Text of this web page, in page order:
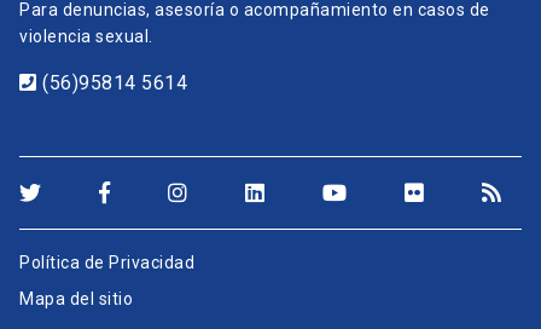
Para denuncias, asesoría o acompañamiento en casos de
violencia sexual.
(56)95814 5614
Política de Privacidad
Mapa del sitio